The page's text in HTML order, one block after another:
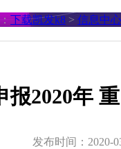
下载凯发k8 > 信息中心
报2020年
发布时间：2020-